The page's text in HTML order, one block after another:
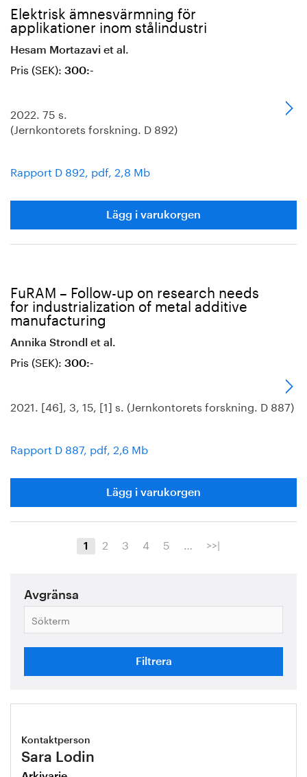
Elektrisk ämnesvärmning för
applikationer inom stålindustri
Hesam Mortazavi et al.
Pris (SEK): 300:-
2022. 75 s.
(Jernkontorets forskning. D 892)
Rapport D 892, pdf, 2,8 Mb
Lägg i varukorgen
FuRAM – Follow-up on research needs
for industrialization of metal additive
manufacturing
Annika Strondl et al.
Pris (SEK): 300:-
2021. [46], 3, 15, [1] s. (Jernkontorets forskning. D 887)
Rapport D 887, pdf, 2,6 Mb
Lägg i varukorgen
1 2 3 4 5 … >>|
Avgränsa
Sökterm
Kontaktperson
Sara Lodin